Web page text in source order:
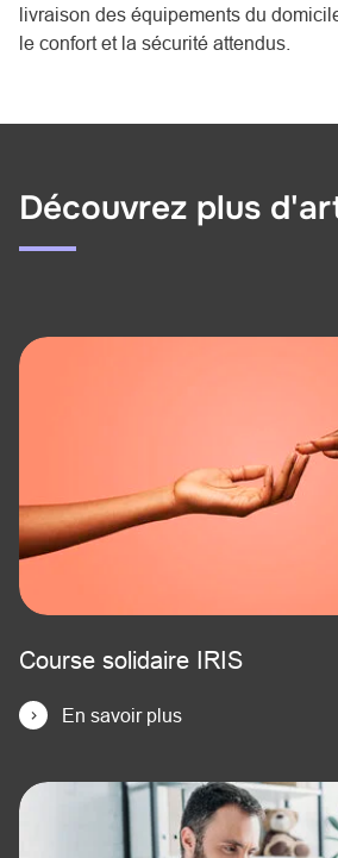
livraison des équipements du
le confort et la sécurité attendus.
Découvrez plus
Course solidaire IRIS
En savoir plus